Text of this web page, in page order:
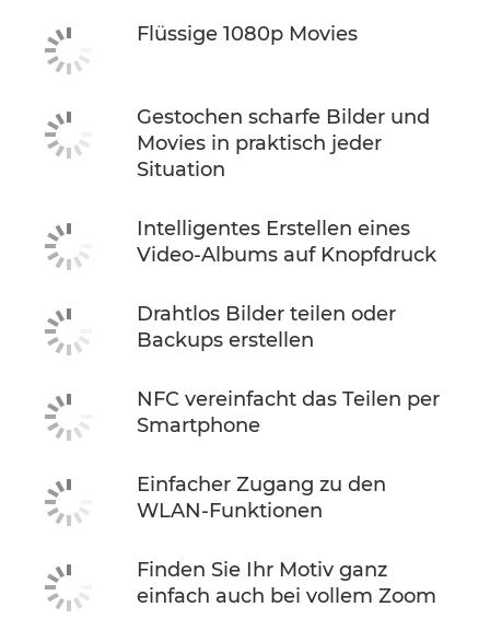
Flüssige 1080p Movies
Gestochen scharfe Bilder und
Movies in praktisch jeder
Situation
Intelligentes Erstellen eines
Video-Albums auf Knopfdruck
Drahtlos Bilder teilen oder
Backups erstellen
NFC vereinfacht das Teilen per
Smartphone
Einfacher Zugang zu den
WLAN-Funktionen
Finden Sie Ihr Motiv ganz
einfach auch bei vollem Zoom